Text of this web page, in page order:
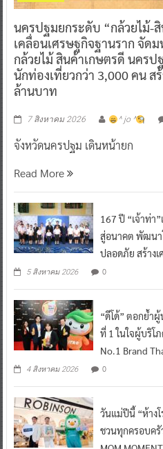
นครปฐมยกระดับ “กล้วยไม้-
เคลื่อนเศรษฐกิจฐานราก จัด
กล้วยไม้ สินค้าเกษตรดี นครป
นักท่องเที่ยวกว่า 3,000 คน ส
ล้านบาท
7 สิงหาคม 2026 ^ jo ^
จังหวัดนครปฐม เดินหน้ายก
Read More
167 ปี “เจ้าท่า
สู่อนาคต พัฒนา
ปลอดภัย สร้างเ
5 สิงหาคม 2026 0
“ดีโด้” ตอกย้ำ
ที่ 1 ในใจผู้บริโ
No.1 Brand
4 สิงหาคม 2026 0
วันแม่ปีนี้ “ห้าง
ชวนทุกครอบครั